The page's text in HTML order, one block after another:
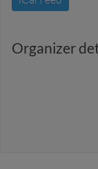
Organizer